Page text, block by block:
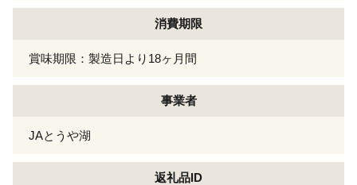
消費期限
賞味期限：製造日より18ヶ月間
事業者
JAとうや湖
返礼品ID